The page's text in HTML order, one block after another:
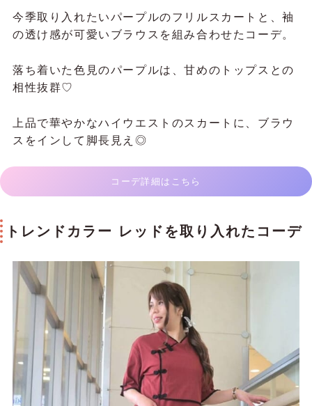
今季取り入れたいパープルのフリルスカートと、袖
の透け感が可愛いブラウスを組み合わせたコーデ。
落ち着いた色見のパープルは、甘めのトップスとの
相性抜群♡
上品で華やかなハイウエストのスカートに、ブラウ
スをインして脚長見え◎
コーデ詳細はこちら
トレンドカラー レッドを取り入れたコーデ